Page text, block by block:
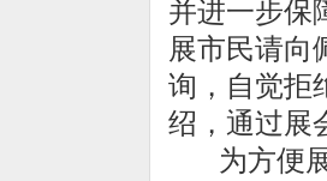
并进一步保
展市民请向
询，自觉拒
绍，通过展
为方便展